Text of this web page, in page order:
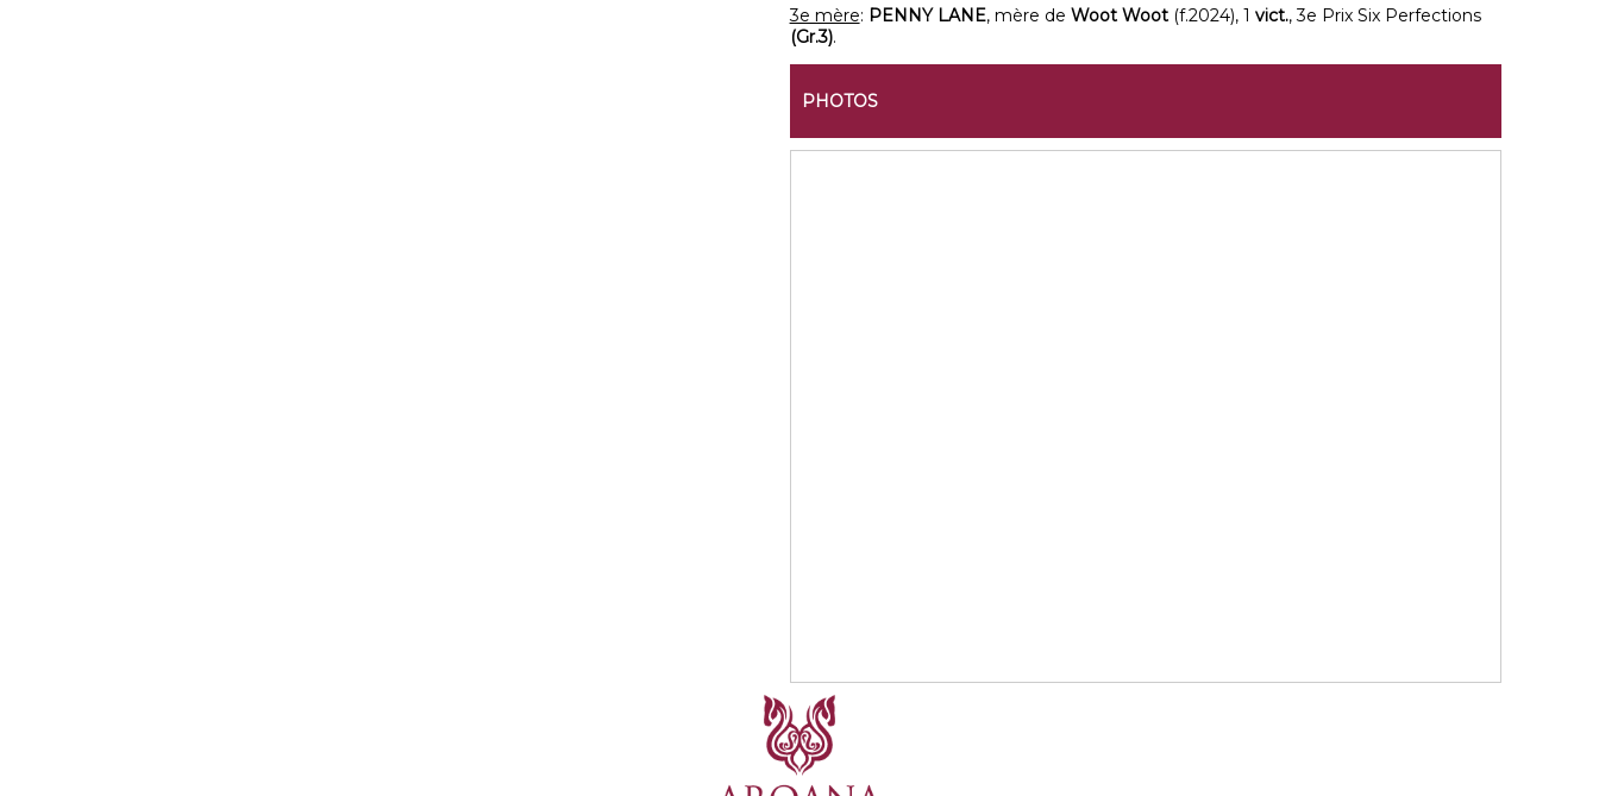
3e mère: PENNY LANE, mère de Woot Woot(f.2024), 1 vict., 3e Prix Six Perfections
(Gr.3).
PHOTOS